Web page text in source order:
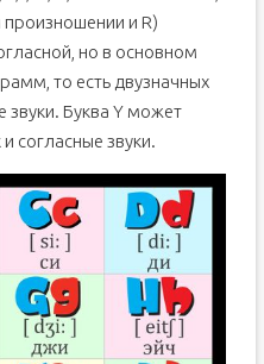
произношении и R)
но в основном
то есть двузначных
звуки. Буква Y может
согласные звуки.